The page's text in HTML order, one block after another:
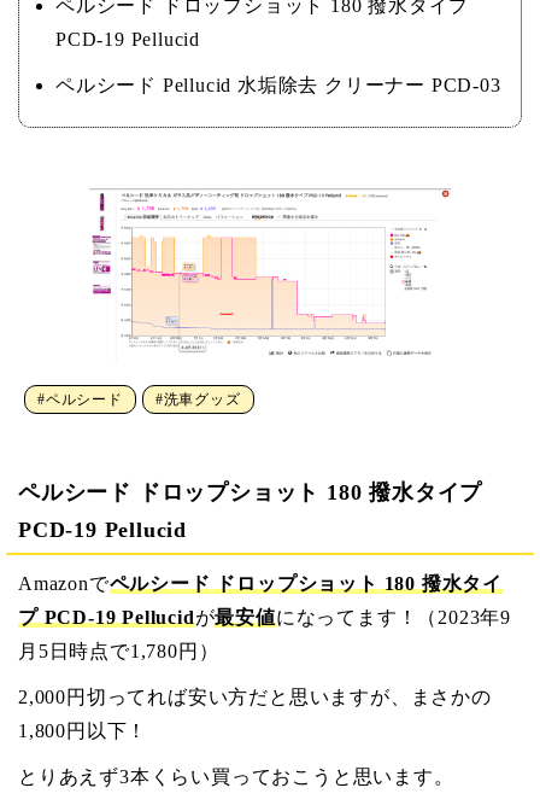
ペルシード ドロップショット 180 撥水タイプ
PCD-19 Pellucid
ペルシード Pellucid 水垢除去 クリーナー PCD-03
#ペルシード #洗車グッズ
ペルシード ドロップショット 180 撥水タイプ
PCD-19 Pellucid
Amazonでペルシード ドロップショット 180 撥水タイ
プ PCD-19 Pellucidが最安値になってます！（2023年9
月5日時点で1,780円）
2,000円切ってれば安い方だと思いますが、まさかの
1,800円以下！
とりあえず3本くらい買っておこうと思います。